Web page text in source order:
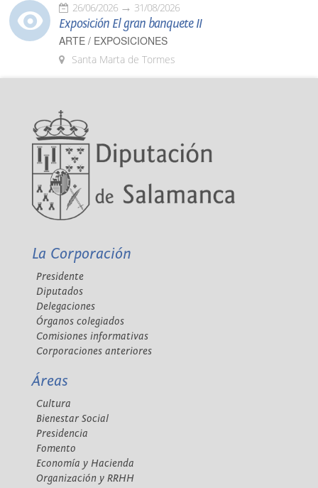
26/06/2026 31/08/2026
Exposición El gran banquete II
ARTE / EXPOSICIONES
Santa Marta de Tormes
La Corporación
Presidente
Diputados
Delegaciones
Órganos colegiados
Comisiones informativas
Corporaciones anteriores
Áreas
Cultura
Bienestar Social
Presidencia
Fomento
Economía y Hacienda
Organización y RRHH